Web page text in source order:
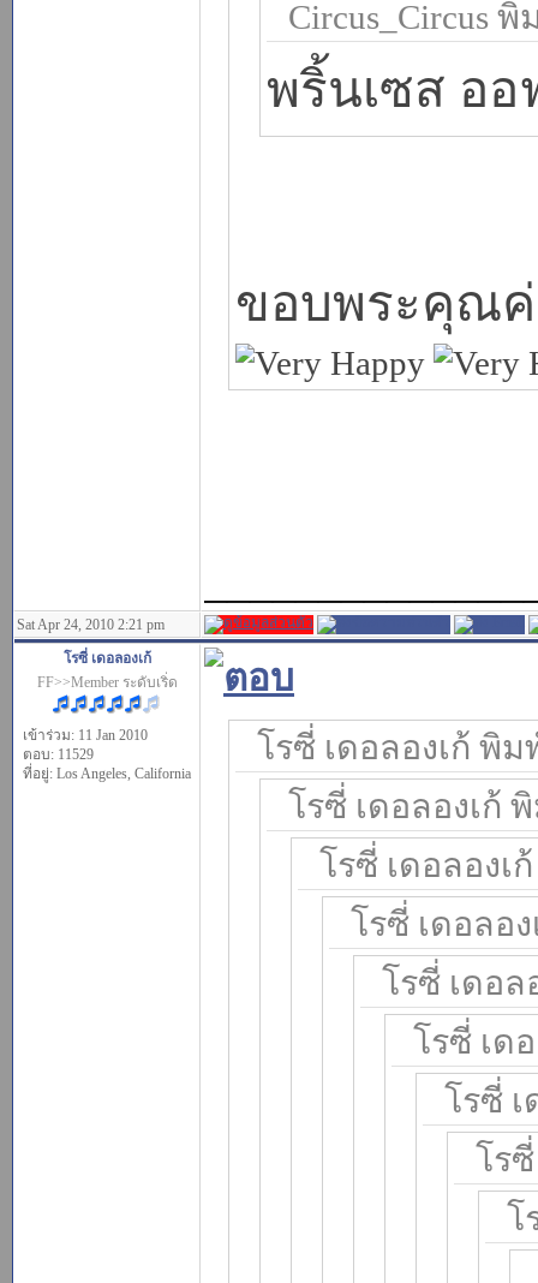
Circus_Circus พิ
พริ้นเซส ออ
ขอบพระคุณ
Sat Apr 24, 2010 2:21 pm
โรซี่ เดอลองเก้
FF>>Member ระดับเริ่ด
เข้าร่วม: 11 Jan 2010
ตอบ: 11529
ที่อยู่: Los Angeles, California
โรซี่ เดอลองเก้ พิม
โรซี่ เดอลองเก้
โรซี่ เดอลองเ
โรซี่ เดอลอ
โรซี่ เดอล
โรซี่ เด
โรซี่
โร
โ